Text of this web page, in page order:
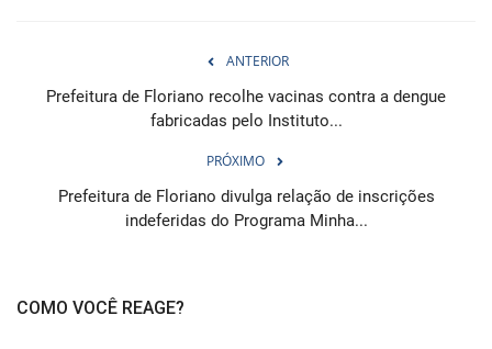
ANTERIOR
Prefeitura de Floriano recolhe vacinas contra a dengue
fabricadas pelo Instituto...
PRÓXIMO
Prefeitura de Floriano divulga relação de inscrições
indeferidas do Programa Minha...
COMO VOCÊ REAGE?